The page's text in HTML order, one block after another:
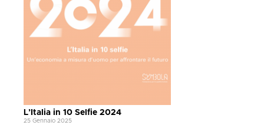
L’Italia in 10 Selfie 2024
25 Gennaio 2025